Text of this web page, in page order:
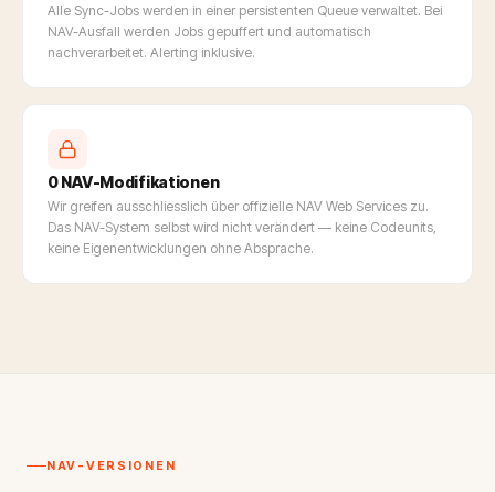
Alle Sync-Jobs werden in einer persistenten Queue verwaltet. Bei
NAV-Ausfall werden Jobs gepuffert und automatisch
nachverarbeitet. Alerting inklusive.
0 NAV-Modifikationen
Wir greifen ausschliesslich über offizielle NAV Web Services zu.
Das NAV-System selbst wird nicht verändert — keine Codeunits,
keine Eigenentwicklungen ohne Absprache.
NAV-VERSIONEN